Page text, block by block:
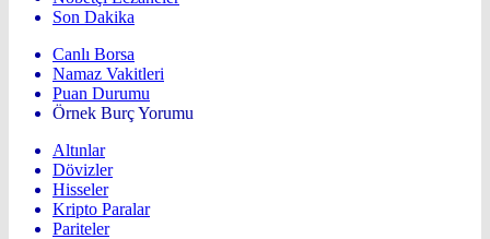
Son Dakika
Canlı Borsa
Namaz Vakitleri
Puan Durumu
Örnek Burç Yorumu
Altınlar
Dövizler
Hisseler
Kripto Paralar
Pariteler